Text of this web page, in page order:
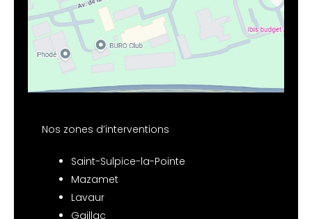
Nos zones d’interventions
Saint-Sulpice-la-Pointe
Mazamet
Lavaur
Gaillac